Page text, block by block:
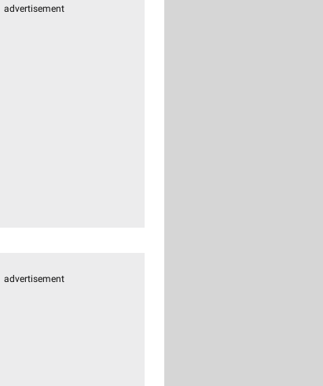
advertisement
advertisement